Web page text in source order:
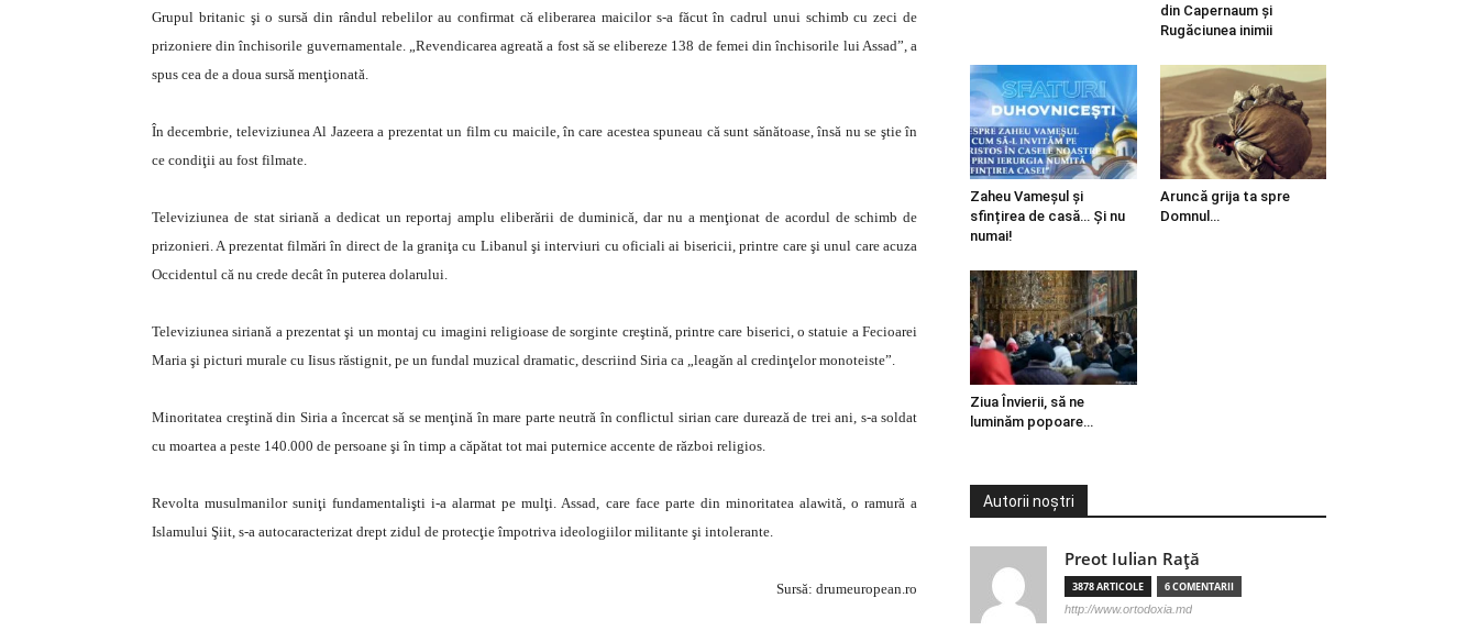
Grupul britanic şi o sursă din rândul rebelilor au confirmat că eliberarea maicilor s-a făcut în cadrul unui schimb cu zeci de
prizoniere din închisorile guvernamentale. „Revendicarea agreată a fost să se elibereze 138 de femei din închisorile lui Assad”, a
spus cea de a doua sursă menţionată.
În decembrie, televiziunea Al Jazeera a prezentat un film cu maicile, în care acestea spuneau că sunt sănătoase, însă nu se ştie în
ce condiţii au fost filmate.
Televiziunea de stat siriană a dedicat un reportaj amplu eliberării de duminică, dar nu a menţionat de acordul de schimb de
prizonieri. A prezentat filmări în direct de la graniţa cu Libanul şi interviuri cu oficiali ai bisericii, printre care şi unul care acuza
Occidentul că nu crede decât în puterea dolarului.
Televiziunea siriană a prezentat şi un montaj cu imagini religioase de sorginte creştină, printre care biserici, o statuie a Fecioarei
Maria şi picturi murale cu Iisus răstignit, pe un fundal muzical dramatic, descriind Siria ca „leagăn al credinţelor monoteiste”.
Minoritatea creştină din Siria a încercat să se menţină în mare parte neutră în conflictul sirian care durează de trei ani, s-a soldat
cu moartea a peste 140.000 de persoane şi în timp a căpătat tot mai puternice accente de război religios.
Revolta musulmanilor suniţi fundamentalişti i-a alarmat pe mulţi. Assad, care face parte din minoritatea alawită, o ramură a
Islamului Şiit, s-a autocaracterizat drept zidul de protecţie împotriva ideologiilor militante şi intolerante.
Sursă: drumeuropean.ro
din Capernaum și
Rugăciunea inimii
Zaheu Vameșul și
sfințirea de casă… Și nu
numai!
Aruncă grija ta spre
Domnul…
Ziua Învierii, să ne
luminăm popoare…
Autorii noștri
Preot Iulian Raţă
3878 ARTICOLE 6 COMENTARII
http://www.ortodoxia.md